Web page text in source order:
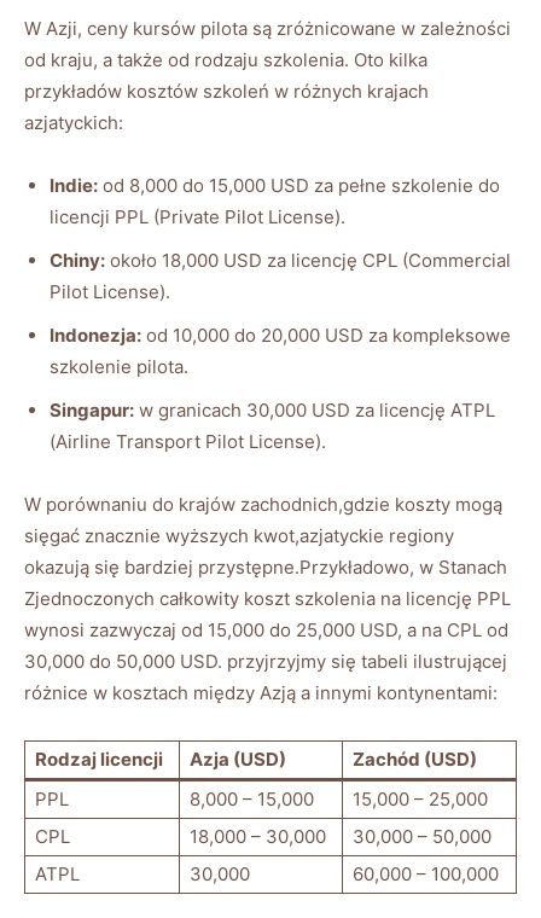
W ‌Azji, ceny kursów pilota‍ są zróżnicowane w zależności‍
od kraju, a także od rodzaju szkolenia. Oto kilka
przykładów ‍kosztów szkoleń ‌w ⁢różnych krajach
azjatyckich:
Indie: od 8,000 do 15,000 USD za‍ pełne ⁣szkolenie ⁣do
licencji PPL (Private Pilot License).
Chiny: około⁣ 18,000 USD za licencję CPL (Commercial
Pilot ‌License).
Indonezja: ‌od 10,000 do 20,000 USD za kompleksowe
szkolenie pilota.
Singapur: w granicach 30,000 USD za licencję ATPL
(Airline Transport Pilot⁢ License).
W porównaniu do krajów zachodnich,gdzie‍ koszty mogą
⁢sięgać‌ znacznie wyższych⁢ kwot,azjatyckie regiony
okazują się bardziej przystępne.Przykładowo, w Stanach
Zjednoczonych całkowity​ koszt⁤ szkolenia na licencję​ PPL
wynosi zazwyczaj od 15,000⁣ do 25,000 USD, a na ‍CPL od
30,000 do 50,000 USD. przyjrzyjmy się tabeli⁢ ilustrującej
różnice ​w kosztach między Azją a​ innymi kontynentami:
Rodzaj licencji Azja (USD)
Zachód (USD)
PPL
8,000 – 15,000
15,000 – 25,000
CPL
18,000 – 30,000
30,000 – 50,000
ATPL
30,000 60,000 – 100,000